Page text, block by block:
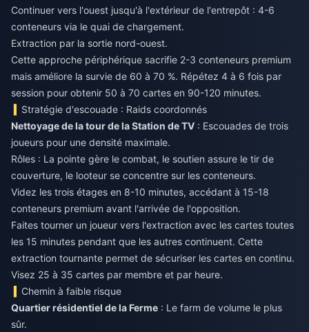
Continuer vers l'ouest jusqu'à l'extérieur de l'entrepôt : 4-6
conteneurs via le quai de chargement.
Extraction par la sortie nord-ouest.
Cette approche périphérique sacrifie 2-3 conteneurs premium
mais améliore la survie de 60 à 70 %. Répétez 4 à 6 fois par
session pour obtenir 50 à 70 cartes en 90-120 minutes.
Stratégie d'escouade : Raids coordonnés
Nettoyage de la tour de la Station de TV : Escouades de trois
joueurs pour une densité maximale.
Rôles : La pointe gère le combat, le soutien assure le tir de
couverture, le looteur se concentre sur les conteneurs.
Videz les trois étages en 8-10 minutes, accédant à 15-18
conteneurs premium avant l'arrivée de l'opposition.
Faites tourner un joueur vers l'extraction avec les cartes toutes
les 15 minutes pendant que les autres continuent. Cette
extraction tournante permet de sécuriser les cartes en continu.
Visez 25 à 35 cartes par membre et par heure.
Chemin à faible risque
Quartier résidentiel de la Ferme : Le farm de volume le plus
sûr.